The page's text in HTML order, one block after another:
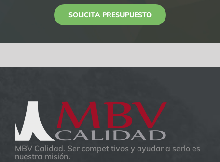
SOLICITA PRESUPUESTO
MBV Calidad. Ser competitivos y ayudar a serlo es
nuestra misión.